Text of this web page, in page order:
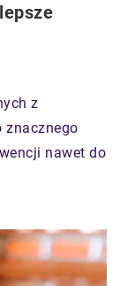
z
znacznego
nawet do